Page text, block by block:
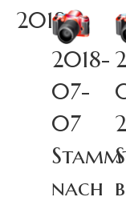
2018
2018-
07-
07
nach